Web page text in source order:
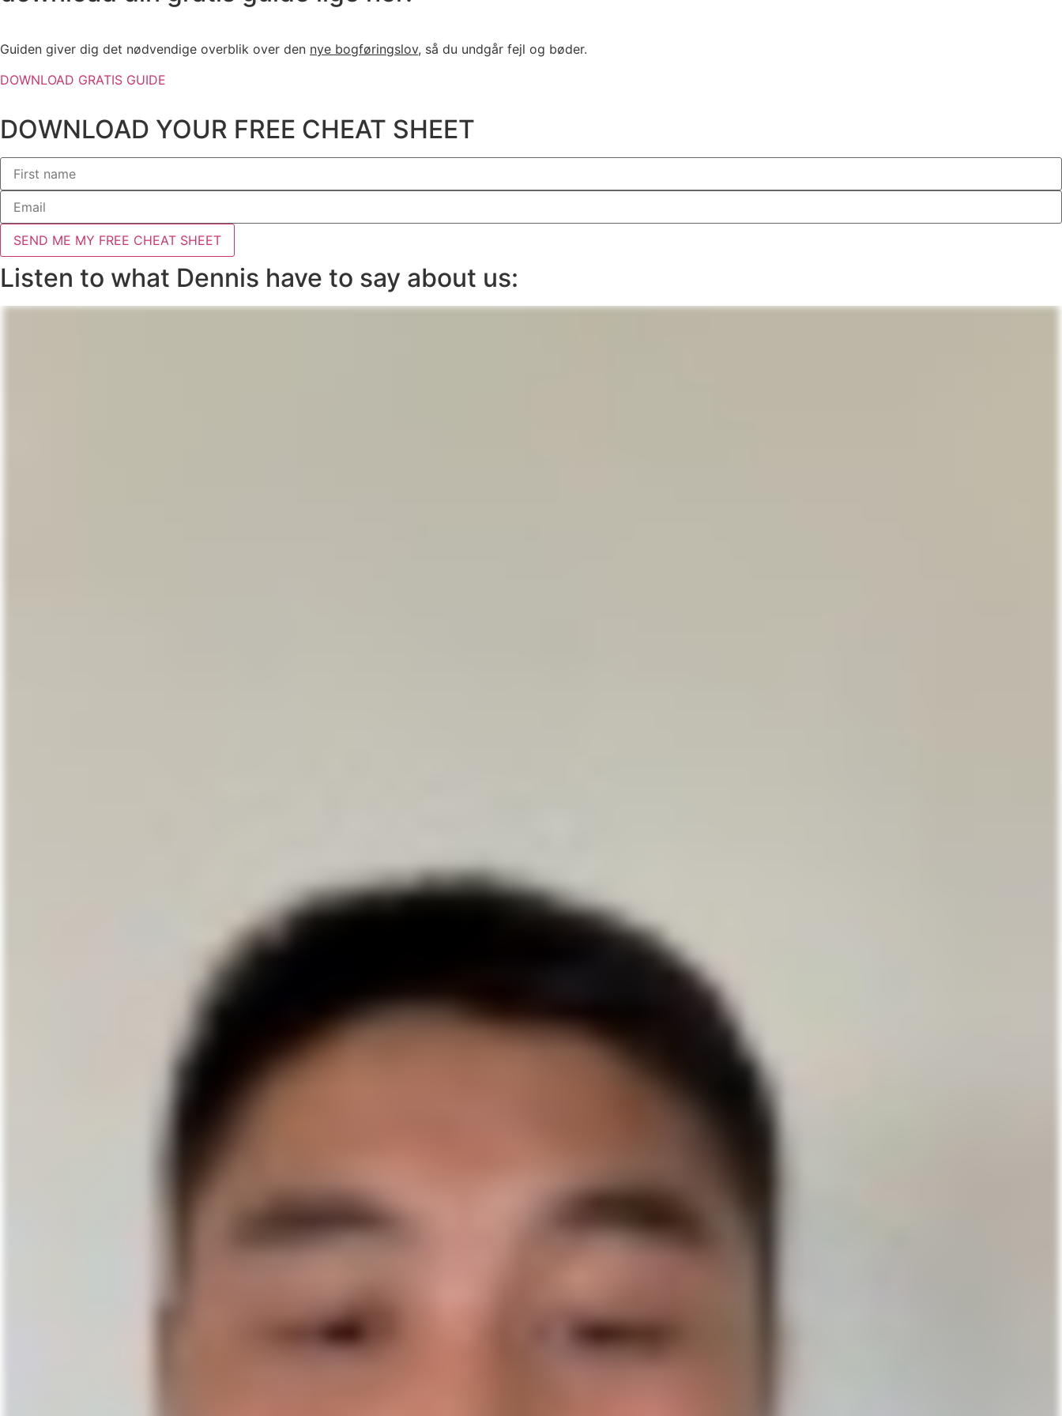
Guiden giver dig det nødvendige overblik over den nye bogføringslov, så du undgår fejl og bøder.
DOWNLOAD GRATIS GUIDE
DOWNLOAD YOUR FREE CHEAT SHEET
SEND ME MY FREE CHEAT SHEET
Listen to what Dennis have to say about us: